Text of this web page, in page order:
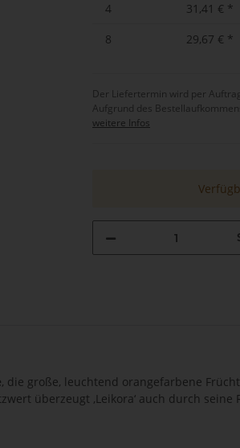
4
31,41 € *
8
29,67 € *
Der Liefertermin wird per
Aufgrund des
weitere Infos
, die große, leuchtend orangefarbene
überzeugt ‚Leikora‘ auch durch